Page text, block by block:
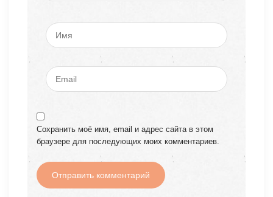
Сохранить моё имя, email и адрес сайта в этом
браузере для последующих моих комментариев.